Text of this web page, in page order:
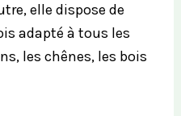
elle dispose de
adapté à tous les
les chênes, les bois